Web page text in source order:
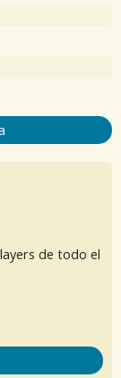
de todo el